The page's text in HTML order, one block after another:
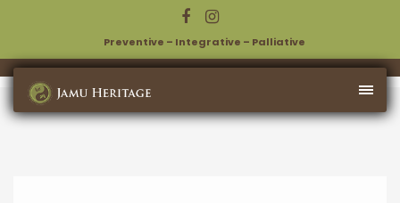
Preventive – Integrative – Palliative